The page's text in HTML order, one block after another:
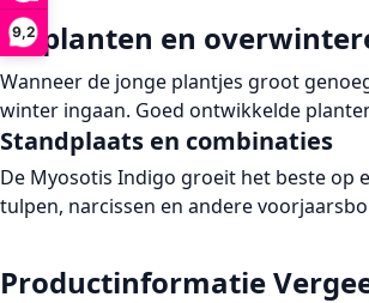
9,2
Uitplanten en
Wanneer de jonge plantjes groot
winter ingaan. Goed ontwikkelde
Standplaats en combinaties
De Myosotis Indigo groeit het beste op
tulpen, narcissen en andere
Productinformatie